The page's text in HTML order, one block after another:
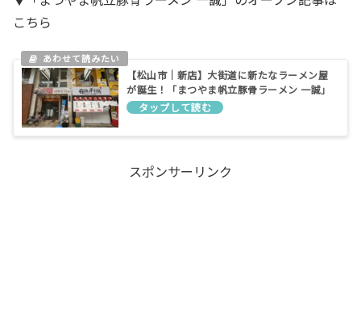
こちら
【松山市｜新店】大街道に新たなラーメン屋
が誕生！「まつやま帆立豚骨ラーメン 一誠」
が7月4日にオープン予定です
スポンサーリンク